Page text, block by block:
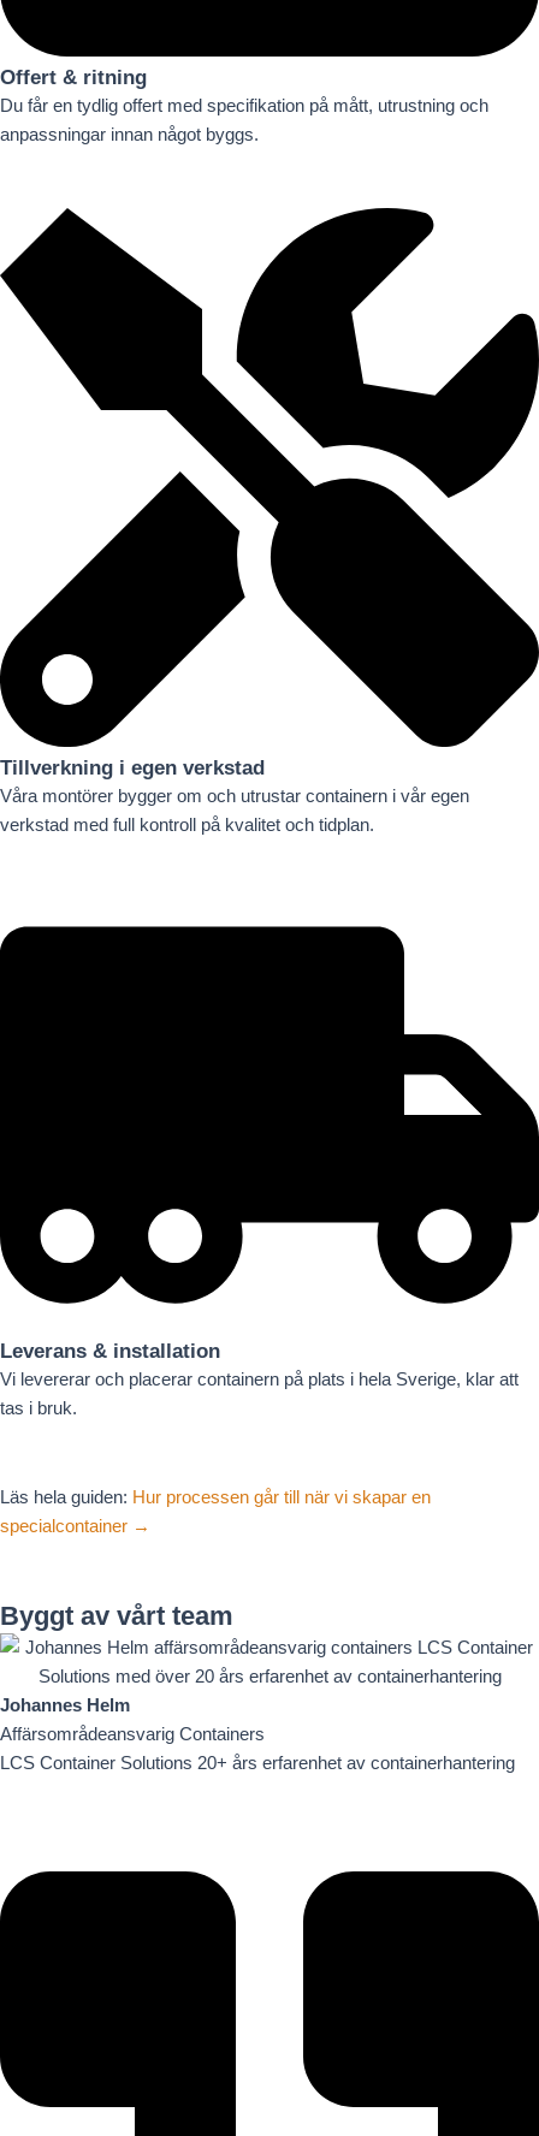
Offert & ritning
Du får en tydlig offert med specifikation på mått, utrustning och
anpassningar innan något byggs.
Tillverkning i egen verkstad
Våra montörer bygger om och utrustar containern i vår egen
verkstad med full kontroll på kvalitet och tidplan.
Leverans & installation
Vi levererar och placerar containern på plats i hela Sverige, klar att
tas i bruk.
Läs hela guiden: Hur processen går till när vi skapar en
specialcontainer →
Byggt av vårt team
Johannes Helm
Affärsområdeansvarig Containers
LCS Container Solutions 20+ års erfarenhet av containerhantering